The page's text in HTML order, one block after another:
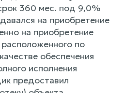
360 мес. под 9,0%
на приобретение
на приобретение
расположенного по
обеспечения
исполнения
предоставил